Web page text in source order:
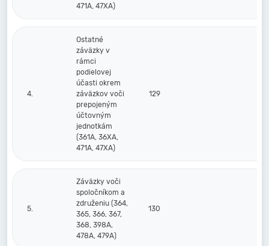
471A, 47XA)
4.
Ostatné
záväzky v
rámci
podielovej
účasti okrem
záväzkov voči
prepojeným
účtovným
jednotkám
(361A, 36XA,
471A, 47XA)
129
5.
Záväzky voči
spoločníkom a
združeniu (364,
365, 366, 367,
368, 398A,
478A, 479A)
130